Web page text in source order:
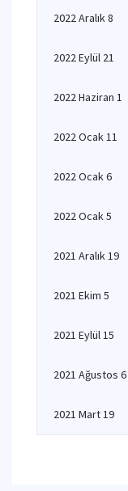
2022 Aralık 8
2022 Eylül 21
2022 Haziran 1
2022 Ocak 11
2022 Ocak 6
2022 Ocak 5
2021 Aralık 19
2021 Ekim 5
2021 Eylül 15
2021 Ağustos 6
2021 Mart 19